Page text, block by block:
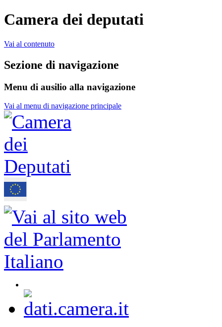
Camera dei deputati
Vai al contenuto
Sezione di navigazione
Menu di ausilio alla navigazione
Vai al menu di navigazione principale